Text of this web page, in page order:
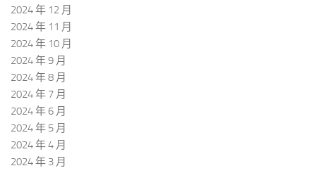
2024 年 12 月
2024 年 11 月
2024 年 10 月
2024 年 9 月
2024 年 8 月
2024 年 7 月
2024 年 6 月
2024 年 5 月
2024 年 4 月
2024 年 3 月